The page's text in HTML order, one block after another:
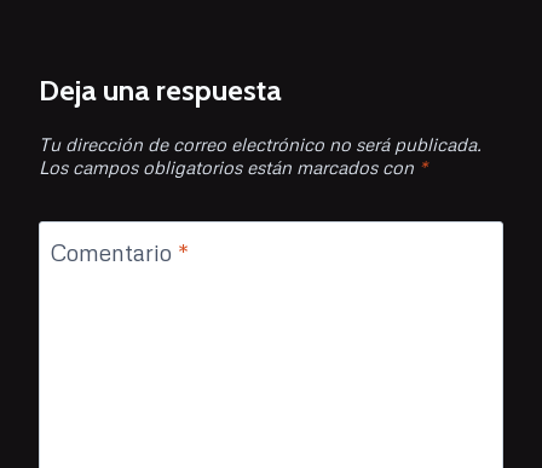
Deja una respuesta
Tu dirección de correo electrónico no será publicada.
Los campos obligatorios están marcados con *
Comentario *